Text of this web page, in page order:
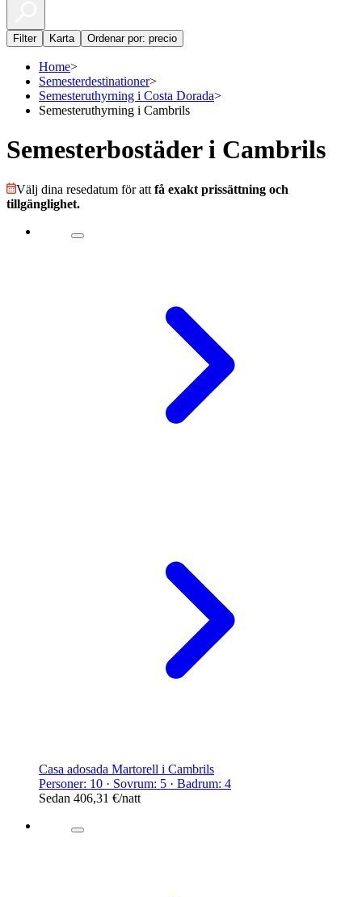
Filter Karta Ordenar por: precio
Home>
Semesterdestinationer>
Semesteruthyrning i Costa Dorada>
Semesteruthyrning i Cambrils
Semesterbostäder i Cambrils
Välj dina resedatum för att få exakt prissättning och
tillgänglighet.
Casa adosada Martorell i Cambrils
Personer: 10 · Sovrum: 5 · Badrum: 4
Sedan 406,31 €/natt